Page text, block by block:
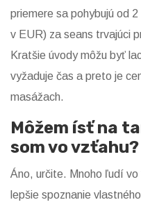
priemere sa pohybujú od
v EUR) za seans trvajúci
Kratšie úvody môžu byť
vyžaduje čas a preto je
masážach.
Môžem ísť na
som vo vzťahu?
Áno, určite. Mnoho ľudí
lepšie spoznanie